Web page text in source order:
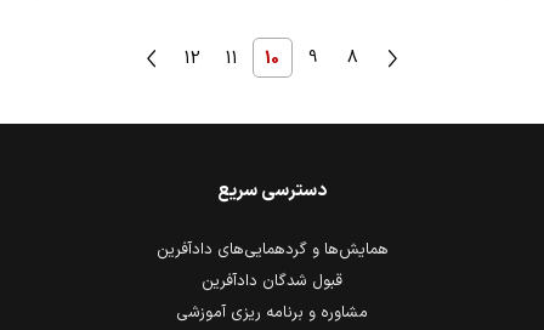
8
9
10
11
12
دسترسی سریع
همایش‌ها و گردهمایی‌های دادآفرین
قبول شدگان دادآفرین
مشاوره و برنامه ریزی آموزشی